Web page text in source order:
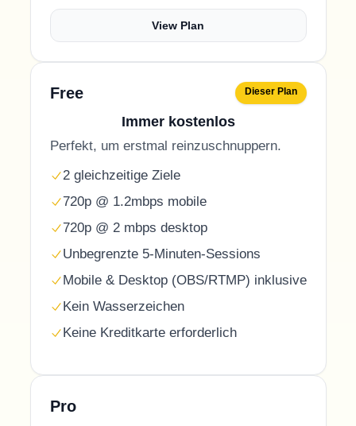
View Plan
Free Dieser Plan
Immer kostenlos
Perfekt, um erstmal reinzuschnuppern.
2 gleichzeitige Ziele
720p @ 1.2mbps mobile
720p @ 2 mbps desktop
Unbegrenzte 5-Minuten-Sessions
Mobile & Desktop (OBS/RTMP) inklusive
Kein Wasserzeichen
Keine Kreditkarte erforderlich
Pro